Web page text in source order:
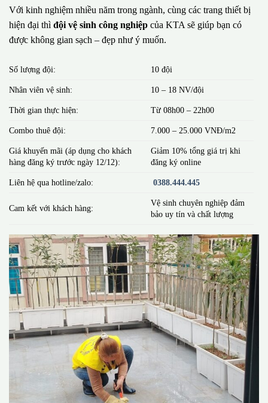
Với kinh nghiệm nhiều năm trong ngành, cùng các trang thiết bị
hiện đại thì đội vệ sinh công nghiệp của KTA sẽ giúp bạn có
được không gian sạch – đẹp như ý muốn.
Số lượng đội: 10 đội
Nhân viên vệ sinh: 10 – 18 NV/đội
Thời gian thực hiện: Từ 08h00 – 22h00
Combo thuê đội: 7.000 – 25.000 VNĐ/m2
Giá khuyến mãi (áp dụng cho khách
hàng đăng ký trước ngày 12/12):
Giảm 10% tổng giá trị khi
đăng ký online
Liên hệ qua hotline/zalo: 0388.444.445
Cam kết với khách hàng:
Vệ sinh chuyên nghiệp đảm
bảo uy tín và chất lượng